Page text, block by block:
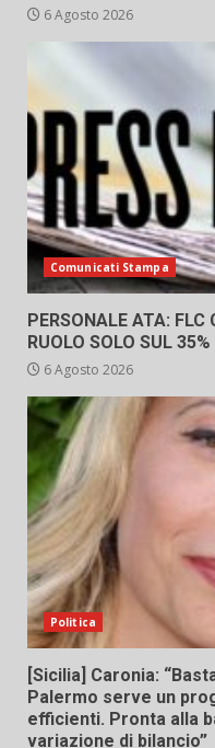
6 Agosto 2026
Comunicati Stampa
PERSONALE ATA: FLC
RUOLO SOLO SUL
6 Agosto 2026
Politica
[Sicilia] Caronia:
Palermo serve un
efficienti. Pronta alla
variazione di bilancio”